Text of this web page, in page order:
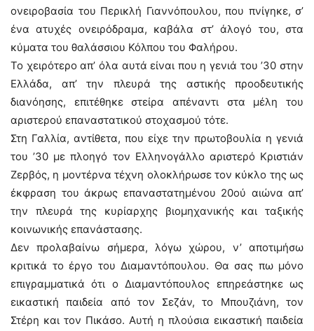
ονειροβασία του Περικλή Γιαννόπουλου, που πνίγηκε, σ’
ένα ατυχές ονειρόδραμα, καβάλα στ’ άλογό του, στα
κύματα του θαλάσσιου Κόλπου του Φαλήρου.
Το χειρότερο απ’ όλα αυτά είναι που η γενιά του ’30 στην
Ελλάδα, απ’ την πλευρά της αστικής προοδευτικής
διανόησης, επιτέθηκε στείρα απέναντι στα μέλη του
αριστερού επαναστατικού στοχασμού τότε.
Στη Γαλλία, αντίθετα, που είχε την πρωτοβουλία η γενιά
του ’30 με πλοηγό τον Ελληνογάλλο αριστερό Κριστιάν
Ζερβός, η μοντέρνα τέχνη ολοκλήρωσε τον κύκλο της ως
έκφραση του άκρως επαναστατημένου 20ού αιώνα απ’
την πλευρά της κυρίαρχης βιομηχανικής και ταξικής
κοινωνικής επανάστασης.
Δεν προλαβαίνω σήμερα, λόγω χώρου, ν’ αποτιμήσω
κριτικά το έργο του Διαμαντόπουλου. Θα σας πω μόνο
επιγραμματικά ότι ο Διαμαντόπουλος επηρεάστηκε ως
εικαστική παιδεία από τον Σεζάν, το Μπουζιάνη, τον
Στέρη και τον Πικάσο. Αυτή η πλούσια εικαστική παιδεία